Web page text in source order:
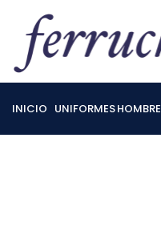
contenido
INICIO UNIFORMES HOMBRE